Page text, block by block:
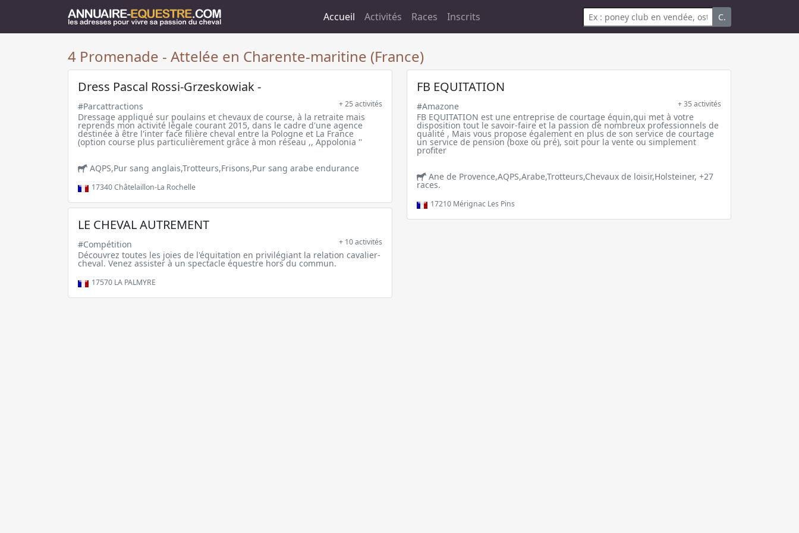
Accueil Activités Races Inscrits C.
4 Promenade - Attelée en Charente-maritine (France)
Dress Pascal Rossi-Grzeskowiak -
#Parcattractions + 25 activités
Dressage appliqué sur poulains et chevaux de course, à la retraite mais
reprends mon activité légale courant 2015, dans le cadre d'une agence
destinée à être l'inter face filière cheval entre la Pologne et La France
(option course plus particulièrement grâce à mon réseau ,, Appolonia ''
AQPS,Pur sang anglais,Trotteurs,Frisons,Pur sang arabe endurance
17340Châtelaillon-La Rochelle
FB EQUITATION
#Amazone + 35 activités
FB EQUITATION est une entreprise de courtage équin,qui met à votre
disposition tout le savoir-faire et la passion de nombreux professionnels de
qualité , Mais vous propose également en plus de son service de courtage
un service de pension (boxe ou pré), soit pour la vente ou simplement
profiter
Ane de Provence,AQPS,Arabe,Trotteurs,Chevaux de loisir,Holsteiner, +27
races.
17210 Mérignac Les Pins
LE CHEVAL AUTREMENT
#Compétition + 10 activités
Découvrez toutes les joies de l'équitation en privilégiant la relation cavalier-
cheval. Venez assister à un spectacle équestre hors du commun.
17570 LA PALMYRE